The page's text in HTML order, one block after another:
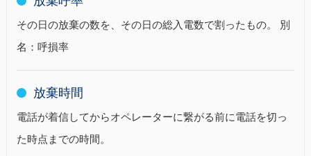
その日の放棄の数を、その日の総入電数で割ったもの。 別
名：呼損率
放棄時間
電話が着信してからオペレーターに繋がる前に電話を切っ
た時点までの時間。